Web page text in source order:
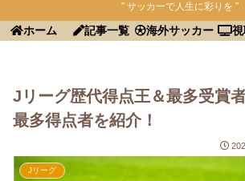
” サッカーで人生に彩りを ”
ホーム 記事一覧 海外サッカー
Jリーグ歴代得点王＆最多受賞
最多得点者を紹介！
Jリーグ